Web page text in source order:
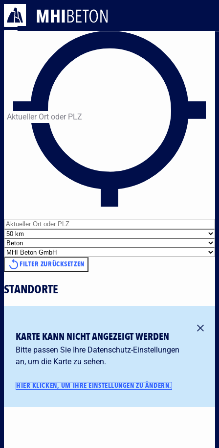
Aktueller Ort oder PLZ
FILTER ZURÜCKSETZEN
STANDORTE
KARTE KANN NICHT ANGEZEIGT WERDEN
Bitte passen Sie Ihre Datenschutz-Einstellungen
an, um die Karte zu sehen.
HIER KLICKEN, UM IHRE EINSTELLUNGEN ZU ÄNDERN.
LEISTUNGEN
KARRIERE
Navigation
Offene